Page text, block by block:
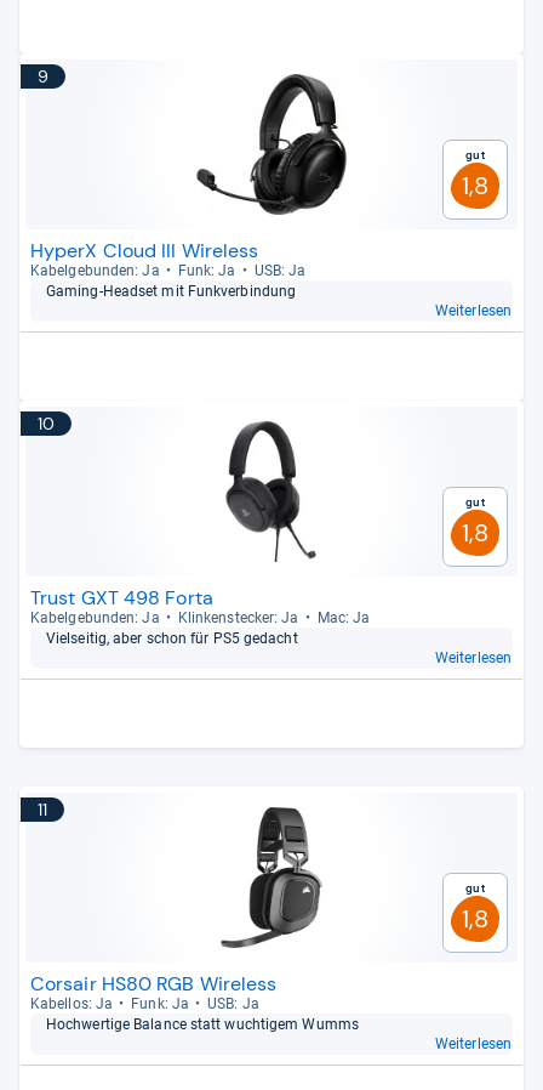
9
Gut
1,8
HyperX Cloud III Wireless
Kabel­ge­bun­den: Ja Funk: Ja
USB: Ja
Gaming-​Head­set mit Funk­ver­bin­dung
Weiterlesen
10
Gut
1,8
Trust GXT 498 Forta
Kabel­ge­bun­den: Ja Klin­ken­ste­cker: Ja
Mac: Ja
Viel­sei­tig, aber schon für PS5 gedacht
Weiterlesen
11
Gut
1,8
Corsair HS80 RGB Wireless
Kabel­los: Ja Funk: Ja
USB: Ja
Hoch­wer­tige Balance statt wuch­ti­gem Wumms
Weiterlesen